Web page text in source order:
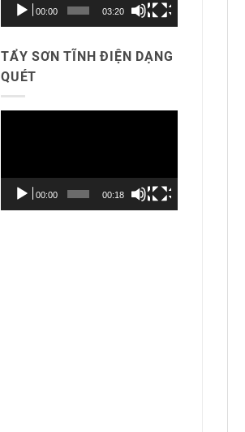
00:00 03:20
TẨY SƠN TĨNH ĐIỆN DẠNG
QUÉT
00:00 00:18